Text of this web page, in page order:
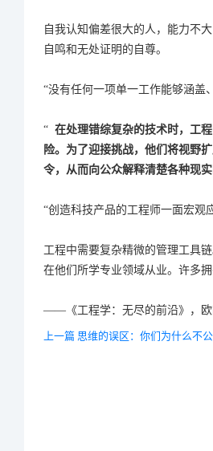
自我认知偏差很大的人，能力不
自鸣和无处证明的自尊。
“没有任何一项单一工作能够涵盖
“ 在处理错综复杂的技术时，工
险。为了迎接挑战，他们将视野
令，从而向公众解释清楚各种现
“创造科技产品的工程师一面宏观
工程中需要复杂精微的管理工具
在他们所学专业领域从业。许多
——《工程学：无尽的前沿》，欧
上一篇 思维的误区：你们为什么不公